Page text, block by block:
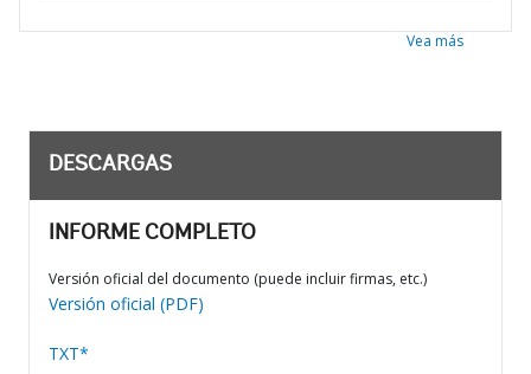
Vea más
DESCARGAS
INFORME COMPLETO
Versión oficial del documento (puede incluir firmas, etc.)
Versión oficial (PDF)
TXT*